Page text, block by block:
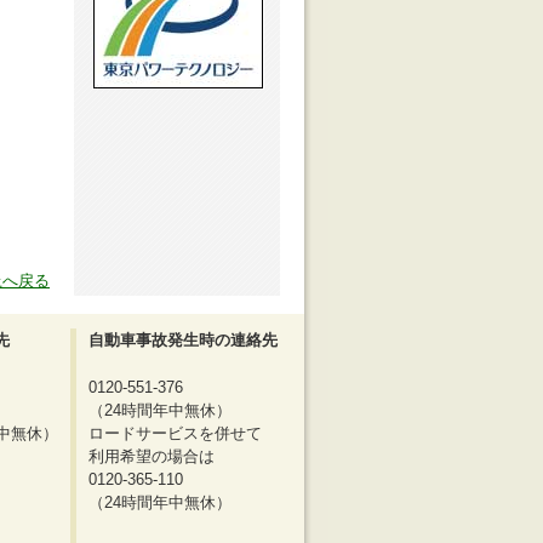
戻る
休）
自動車事故発生時の連絡先
0120-551-376
（24時間年中無休）
ロードサービスを併せて
利用希望の場合は
0120-365-110
（24時間年中無休）